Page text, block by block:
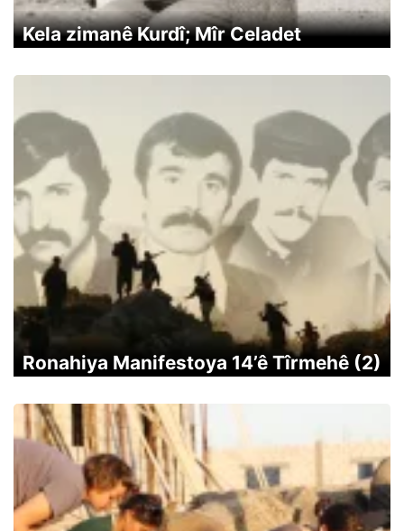
Kela zimanê Kurdî; Mîr Celadet
Ronahiya Manifestoya 14’ê Tîrmehê (2)